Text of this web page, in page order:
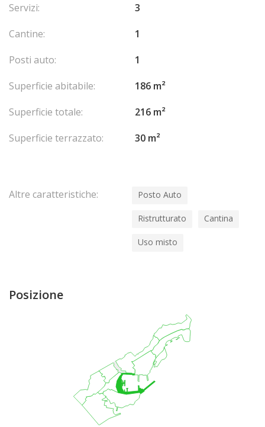
Servizi:
3
Cantine:
1
Posti auto:
1
Superficie abitabile:
186 m²
Superficie totale:
216 m²
Superficie terrazzato:
30 m²
Altre caratteristiche: Posto Auto
Ristrutturato Cantina
Uso misto
Posizione